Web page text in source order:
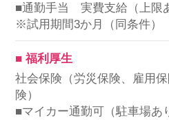
■通勤手当 実費支給（上限
※試用期間3か月（同条件）
■ 福利厚生
社会保険（労災保険、雇用
険）
■マイカー通勤可（駐車場あ